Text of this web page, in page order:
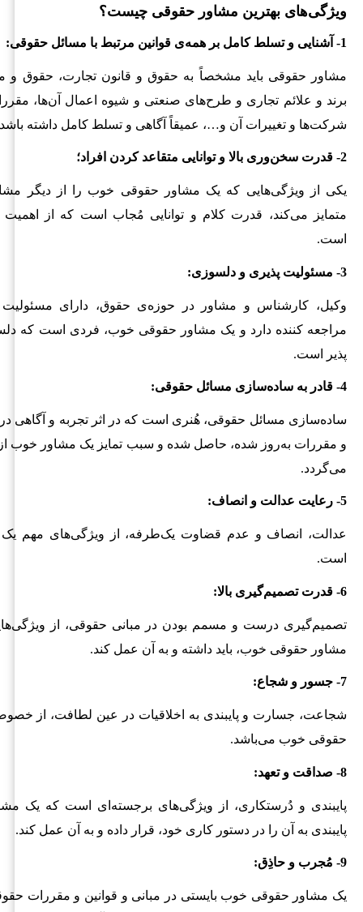
ویژگی‌های بهترین مشاور حقوقی چیست؟
1- آشنایی و تسلط کامل بر همه‌ی قوانین مرتبط با مسائل حقوقی:
مشاور حقوقی باید مشخصاً به حقوق و قانون تجارت، حقوق و
برند و علائم تجاری و طرح‌های صنعتی و شیوه اعمال آن‌ها،
شرکت‌ها و تغییرات آن و…، عمیقاً آگاهی و تسلط کامل داشته
2- قدرت سخن‌وری بالا و توانایی متقاعد کردن افراد؛
یکی از ویژگی‌هایی که یک مشاور حقوقی خوب را از دیگر
متمایز می‌کند، قدرت کلام و توانایی مُجاب است که از اهمیت
است.
3- مسئولیت پذیری و دلسوزی:
وکیل، کارشناس و مشاور در حوزه‌ی حقوق، دارای
مراجعه کننده دارد و یک مشاور حقوقی خوب، فردی است که
پذیر است.
4- قادر به ساده‌سازی مسائل حقوقی:
ساده‌سازی مسائل حقوقی، هُنری است که در اثر تجربه و آگاهی
و مقررات به‌روز شده، حاصل شده و سبب تمایز یک مشاور خوب
می‌گردد.
5- رعایت عدالت و انصاف:
عدالت، انصاف و عدم قضاوت یک‌طرفه، از ویژگی‌های مهم
است.
6- قدرت تصمیم‌گیری بالا:
تصمیم‌گیری درست و مسمم بودن در مبانی حقوقی، از
مشاور حقوقی خوب، باید داشته و به آن عمل کند.
7- جسور و شجاع:
شجاعت، جسارت و پایبندی به اخلاقیات در عین لطافت، از
حقوقی خوب می‌باشد.
8- صداقت و تعهد:
پایبندی و دُرستکاری، از ویژگی‌های برجسته‌ای است که یک
پایبندی به آن را در دستور کاری خود، قرار داده و به آن عمل کند.
9- مُجرب و حاذِق:
یک مشاور حقوقی خوب بایستی در مبانی و قوانین و مقررات